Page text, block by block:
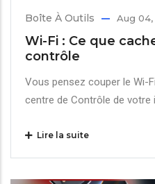
Boîte À Outils Aug
Wi-Fi : Ce que
contrôle
Vous pensez couper le Wi-
centre de Contrôle de votre
Lire la suite